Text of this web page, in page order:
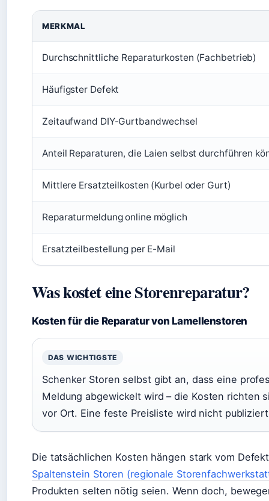
MERKMAL
Durchschnittliche Reparaturkosten (Fachbetrieb)
Häufigster Defekt
Zeitaufwand DIY-Gurtbandwechsel
Anteil Reparaturen, die Laien selbst durchführen
Mittlere Ersatzteilkosten (Kurbel oder Gurt)
Reparaturmeldung online möglich
Ersatzteilbestellung per E-Mail
Was kostet eine Storenreparatur?
Kosten für die Reparatur von Lamellenstoren
DAS WICHTIGSTE
Schenker Storen selbst gibt an, dass eine
Meldung abgewickelt wird – die Kosten richten
vor Ort. Eine feste Preisliste wird nicht
Die tatsächlichen Kosten hängen stark vom
Spaltenstein Storen (regionale
Produkten selten nötig seien. Wenn doch,